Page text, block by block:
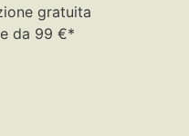
gratuita
da 99 €*